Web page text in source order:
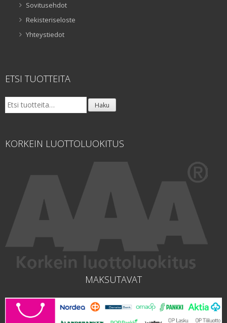
Sovitusehdot
Rekisteriseloste
Yhteystiedot
ETSI TUOTTEITA
Etsi: Haku
KORKEIN LUOTTOLUOKITUS
MAKSUTAVAT